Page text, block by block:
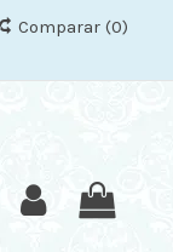
Comparar (0)